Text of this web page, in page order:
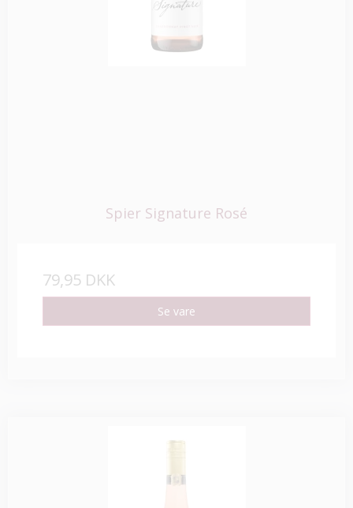
Spier Signature Rosé
79,95 DKK
Se vare